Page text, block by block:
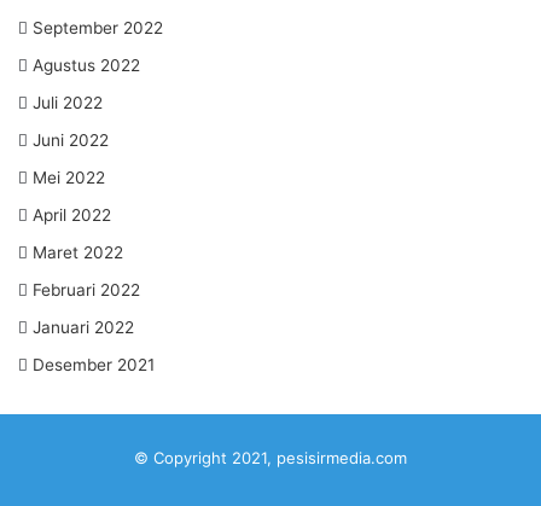
September 2022
Agustus 2022
Juli 2022
Juni 2022
Mei 2022
April 2022
Maret 2022
Februari 2022
Januari 2022
Desember 2021
© Copyright 2021, pesisirmedia.com